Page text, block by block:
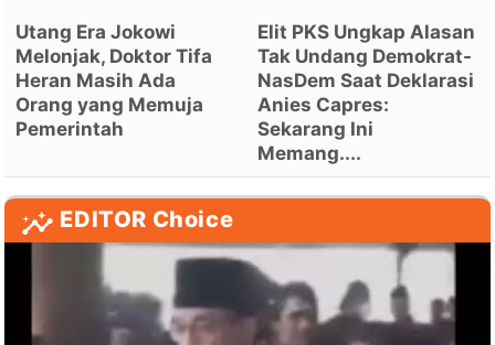
Utang Era Jokowi
Melonjak, Doktor Tifa
Heran Masih Ada
Orang yang Memuja
Pemerintah
Elit PKS Ungkap Alasan
Tak Undang Demokrat-
NasDem Saat Deklarasi
Anies Capres:
Sekarang Ini
Memang....
EDITOR Choice